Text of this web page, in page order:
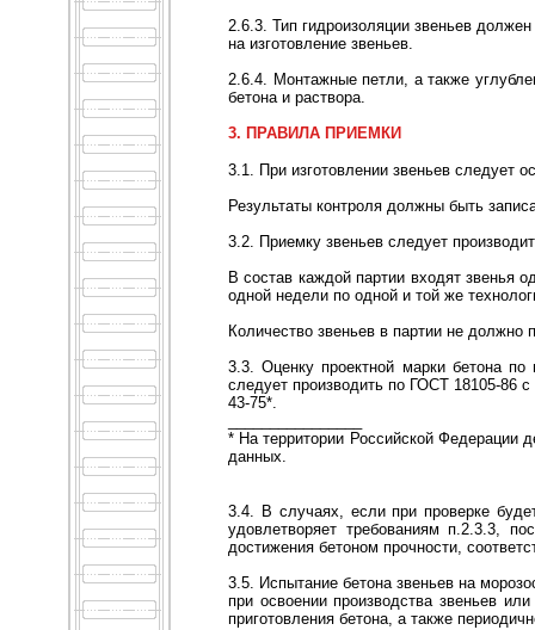
2.6.3. Тип гидроизоляции звеньев
на изготовление звеньев.
2.6.4. Монтажные петли, а также
бетона и раствора.
3. ПРАВИЛА ПРИЕМКИ
3.1. При изготовлении звеньев следует
Результаты контроля должны быть
3.2. Приемку звеньев следует
В состав каждой партии входят звенья
одной недели по одной и той же
Количество звеньев в партии не должно
3.3. Оценку проектной марки бетона по
следует производить по ГОСТ 18105-86
43-75*.
* На территории Российской Федерации
данных.
3.4. В случаях, если при проверке
удовлетворяет требованиям п.2.3.3,
достижения бетоном прочности,
3.5. Испытание бетона звеньев на
при освоении производства звеньев
приготовления бетона, а также